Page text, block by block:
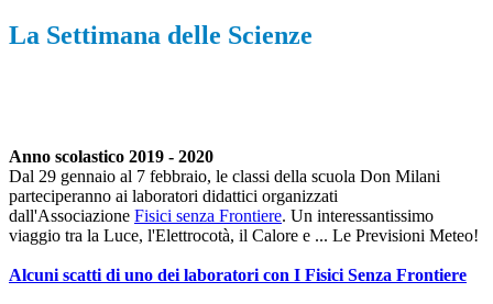
La Settimana delle Scienze
Anno scolastico 2019 - 2020
Dal 29 gennaio al 7 febbraio, le classi della scuola Don Milani
parteciperanno ai laboratori didattici organizzati
dall'Associazione Fisici senza Frontiere. Un interessantissimo
viaggio tra la Luce, l'Elettrocotà, il Calore e ... Le Previsioni Meteo!
Alcuni scatti di uno dei laboratori con I Fisici Senza Frontiere